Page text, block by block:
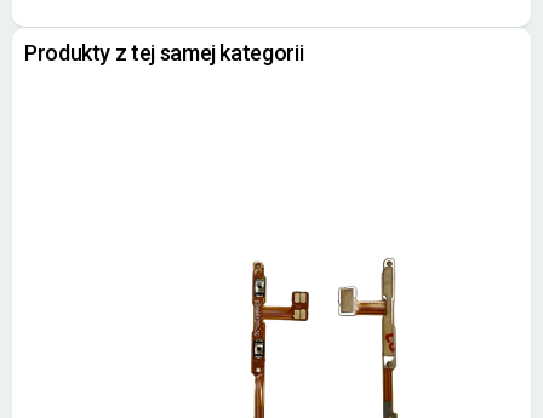
Produkty z tej samej kategorii